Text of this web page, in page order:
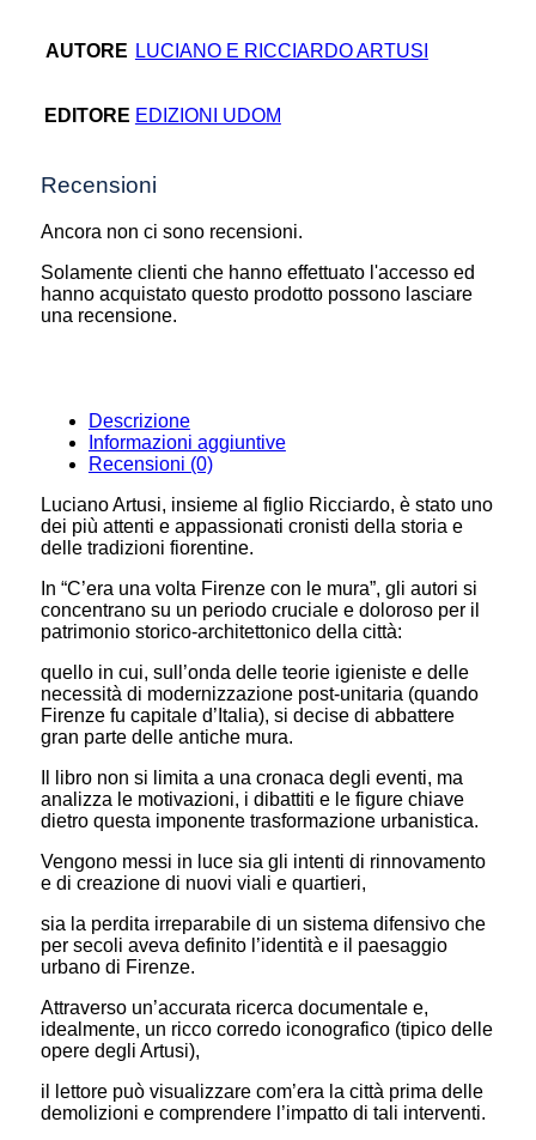
AUTORE LUCIANO E RICCIARDO ARTUSI
EDITORE EDIZIONI UDOM
Recensioni
Ancora non ci sono recensioni.
Solamente clienti che hanno effettuato l'accesso ed
hanno acquistato questo prodotto possono lasciare
una recensione.
Descrizione
Informazioni aggiuntive
Recensioni (0)
Luciano Artusi, insieme al figlio Ricciardo, è stato uno
dei più attenti e appassionati cronisti della storia e
delle tradizioni fiorentine.
In “C’era una volta Firenze con le mura”, gli autori si
concentrano su un periodo cruciale e doloroso per il
patrimonio storico-architettonico della città:
quello in cui, sull’onda delle teorie igieniste e delle
necessità di modernizzazione post-unitaria (quando
Firenze fu capitale d’Italia), si decise di abbattere
gran parte delle antiche mura.
Il libro non si limita a una cronaca degli eventi, ma
analizza le motivazioni, i dibattiti e le figure chiave
dietro questa imponente trasformazione urbanistica.
Vengono messi in luce sia gli intenti di rinnovamento
e di creazione di nuovi viali e quartieri,
sia la perdita irreparabile di un sistema difensivo che
per secoli aveva definito l’identità e il paesaggio
urbano di Firenze.
Attraverso un’accurata ricerca documentale e,
idealmente, un ricco corredo iconografico (tipico delle
opere degli Artusi),
il lettore può visualizzare com’era la città prima delle
demolizioni e comprendere l’impatto di tali interventi.